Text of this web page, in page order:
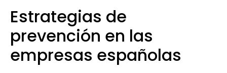
Estrategias de
prevención en las
empresas españolas